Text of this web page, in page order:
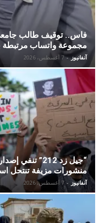
فاس.. توقيف طالب جامعي
مجموعة واتساب مرتبطة
آنفانيوز - 7 أغسطس، 2026
“جيل زد 212”
منشورات مزيفة تنتحل
آنفانيوز - 7 أغسطس، 2026